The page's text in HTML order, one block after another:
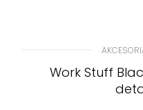
Work Stuff